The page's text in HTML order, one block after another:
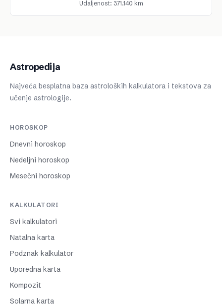
Udaljenost: 371.140 km
Astropedija
Najveća besplatna baza astroloških kalkulatora i tekstova za
učenje astrologije.
HOROSKOP
Dnevni horoskop
Nedeljni horoskop
Mesečni horoskop
KALKULATORI
Svi kalkulatori
Natalna karta
Podznak kalkulator
Uporedna karta
Kompozit
Solarna karta